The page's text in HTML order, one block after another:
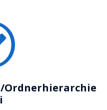
Ordnerhierarchie